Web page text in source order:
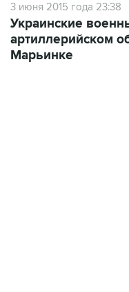
3 июня 2015 года 23:38
Украинские
артиллерийском
Марьинке